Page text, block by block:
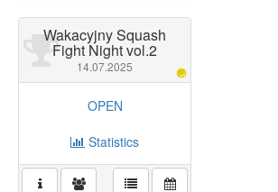
Wakacyjny Squash
Fight Night vol.2
14.07.2025
OPEN
Statistics